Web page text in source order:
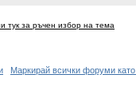
тук за ръчен избор на тема
Маркирай всички форуми